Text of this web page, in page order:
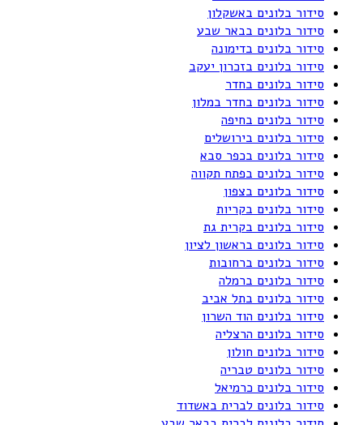
סידור בלונים באשקלון
סידור בלונים בבאר שבע
סידור בלונים בדימונה
סידור בלונים בזכרון יעקב
סידור בלונים בחדר
סידור בלונים בחדר במלון
סידור בלונים בחיפה
סידור בלונים בירושלים
סידור בלונים בכפר סבא
סידור בלונים בפתח תקווה
סידור בלונים בצפון
סידור בלונים בקריות
סידור בלונים בקרית גת
סידור בלונים בראשון לציון
סידור בלונים ברחובות
סידור בלונים ברמלה
סידור בלונים בתל אביב
סידור בלונים הוד השרון
סידור בלונים הרצליה
סידור בלונים חולון
סידור בלונים טבריה
סידור בלונים כרמיאל
סידור בלונים לברית באשדוד